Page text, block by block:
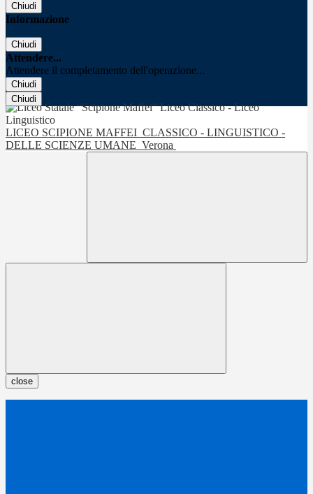
Chiudi
Informazione
Chiudi
Attendere...
Attendere il completamento dell'operazione...
Chiudi
Chiudi
LICEO SCIPIONE MAFFEI CLASSICO - LINGUISTICO -
DELLE SCIENZE UMANE Verona
close